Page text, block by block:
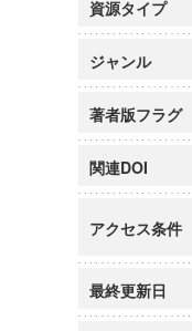
資源タイプ
ジャンル
著者版フラグ
関連DOI
アクセス条件
最終更新日